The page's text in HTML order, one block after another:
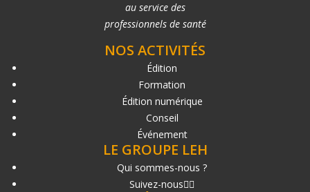
au service des
professionnels de santé
NOS ACTIVITÉS
Édition
Formation
Édition numérique
Conseil
Événement
LE GROUPE LEH
Qui sommes-nous ?
Suivez-nous